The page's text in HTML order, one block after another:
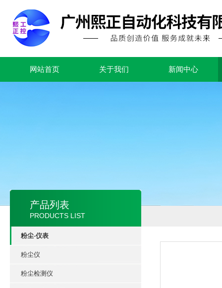
网站首页 关于我们 新闻中心
产品列表
PRODUCTS LIST
粉尘-仪表
粉尘仪
粉尘检测仪